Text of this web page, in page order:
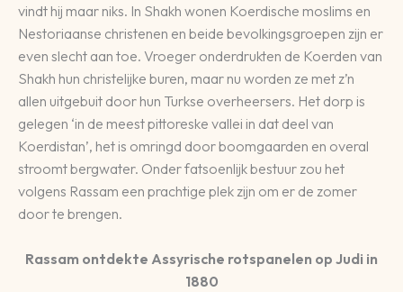
vindt hij maar niks. In Shakh wonen Koerdische moslims en
Nestoriaanse christenen en beide bevolkingsgroepen zijn er
even slecht aan toe. Vroeger onderdrukten de Koerden van
Shakh hun christelijke buren, maar nu worden ze met z’n
allen uitgebuit door hun Turkse overheersers. Het dorp is
gelegen ‘in de meest pittoreske vallei in dat deel van
Koerdistan’, het is omringd door boomgaarden en overal
stroomt bergwater. Onder fatsoenlijk bestuur zou het
volgens Rassam een prachtige plek zijn om er de zomer
door te brengen.
Rassam ontdekte Assyrische rotspanelen op Judi in
1880